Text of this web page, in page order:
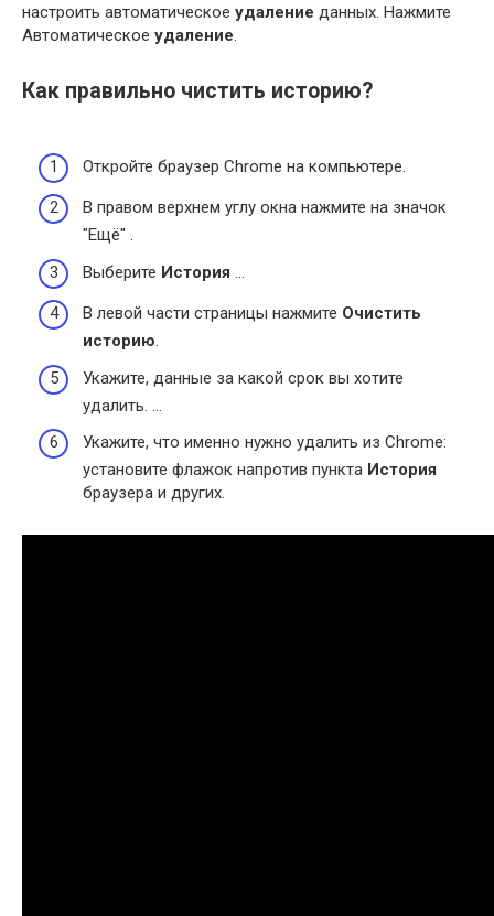
настроить автоматическое удаление данных. Нажмите
Автоматическое удаление.
Как правильно чистить историю?
Откройте браузер Chrome на компьютере.
В правом верхнем углу окна нажмите на значок
"Ещё" .
Выберите История …
В левой части страницы нажмите Очистить
историю.
Укажите, данные за какой срок вы хотите
удалить. …
Укажите, что именно нужно удалить из Chrome:
установите флажок напротив пункта История
браузера и других.